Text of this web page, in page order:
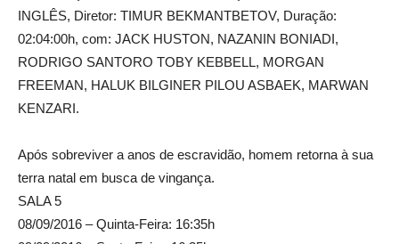
INGLÊS, Diretor: TIMUR BEKMANTBETOV, Duração:
02:04:00h, com: JACK HUSTON, NAZANIN BONIADI,
RODRIGO SANTORO TOBY KEBBELL, MORGAN
FREEMAN, HALUK BILGINER PILOU ASBAEK, MARWAN
KENZARI.
Após sobreviver a anos de escravidão, homem retorna à sua
terra natal em busca de vingança.
SALA 5
08/09/2016 – Quinta-Feira: 16:35h